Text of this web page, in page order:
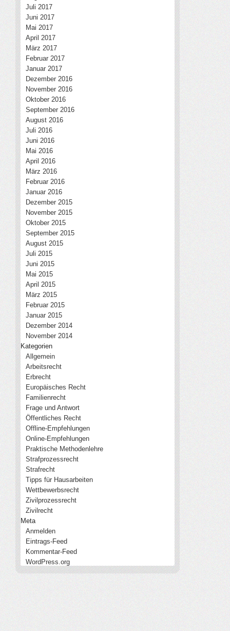
Juli 2017
Juni 2017
Mai 2017
April 2017
März 2017
Februar 2017
Januar 2017
Dezember 2016
November 2016
Oktober 2016
September 2016
August 2016
Juli 2016
Juni 2016
Mai 2016
April 2016
März 2016
Februar 2016
Januar 2016
Dezember 2015
November 2015
Oktober 2015
September 2015
August 2015
Juli 2015
Juni 2015
Mai 2015
April 2015
März 2015
Februar 2015
Januar 2015
Dezember 2014
November 2014
Kategorien
Allgemein
Arbeitsrecht
Erbrecht
Europäisches Recht
Familienrecht
Frage und Antwort
Öffentliches Recht
Offline-Empfehlungen
Online-Empfehlungen
Praktische Methodenlehre
Strafprozessrecht
Strafrecht
Tipps für Hausarbeiten
Wettbewerbsrecht
Zivilprozessrecht
Zivilrecht
Meta
Anmelden
Eintrags-Feed
Kommentar-Feed
WordPress.org